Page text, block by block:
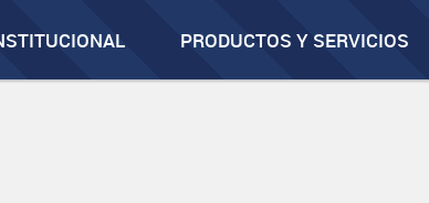
PRODUCTOS Y SERVICIOS